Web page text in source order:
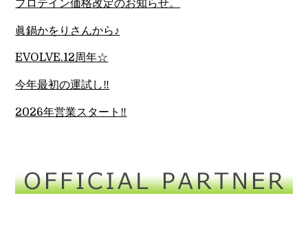
プロテイン価格改定のお知らせ。
眞鍋かをりさんから♪
EVOLVE.12周年☆
今年最初の運試し‼︎
2026年営業スタート‼︎